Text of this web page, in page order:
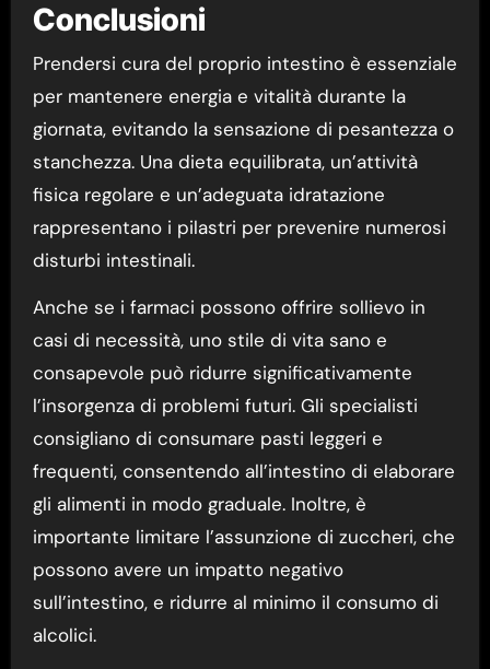
Conclusioni
Prendersi cura del proprio intestino è essenziale
per mantenere energia e vitalità durante la
giornata, evitando la sensazione di pesantezza o
stanchezza. Una dieta equilibrata, un’attività
fisica regolare e un’adeguata idratazione
rappresentano i pilastri per prevenire numerosi
disturbi intestinali.
Anche se i farmaci possono offrire sollievo in
casi di necessità, uno stile di vita sano e
consapevole può ridurre significativamente
l’insorgenza di problemi futuri. Gli specialisti
consigliano di consumare pasti leggeri e
frequenti, consentendo all’intestino di elaborare
gli alimenti in modo graduale. Inoltre, è
importante limitare l’assunzione di zuccheri, che
possono avere un impatto negativo
sull’intestino, e ridurre al minimo il consumo di
alcolici.